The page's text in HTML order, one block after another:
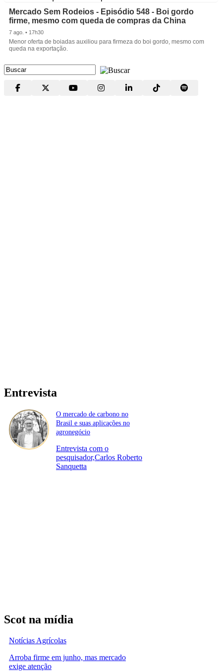
Mercado Sem Rodeios - Episódio 548 - Boi gordo
firme, mesmo com queda de compras da China
7 ago. • 17h30
Menor oferta de boiadas auxiliou para firmeza do boi gordo, mesmo com
queda na exportação.
Entrevista
O mercado de carbono no
Brasil e suas aplicações no
agronegócio
Entrevista com o
pesquisador,Carlos Roberto
Sanquetta
Scot na mídia
Notícias Agrícolas
Arroba firme em junho, mas mercado
exige atenção